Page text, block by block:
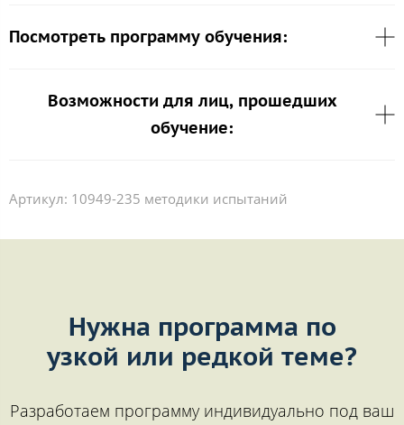
Посмотреть программу обучения:
Возможности для лиц, прошедших
обучение:
Артикул: 10949-235 методики испытаний
Нужна программа по
узкой или редкой теме?
Разработаем программу индивидуально под ваш